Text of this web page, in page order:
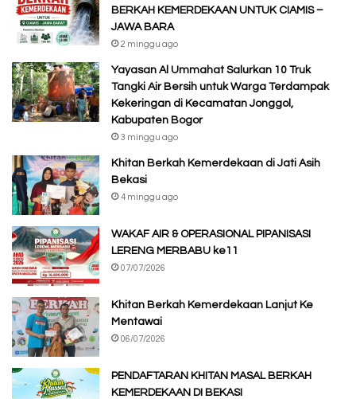
BERKAH KEMERDEKAAN UNTUK CIAMIS –
JAWA BARA
2 minggu ago
Yayasan Al Ummahat Salurkan 10 Truk
Tangki Air Bersih untuk Warga Terdampak
Kekeringan di Kecamatan Jonggol,
Kabupaten Bogor
3 minggu ago
Khitan Berkah Kemerdekaan di Jati Asih
Bekasi
4 minggu ago
WAKAF AIR & OPERASIONAL PIPANISASI
LERENG MERBABU ke11
07/07/2026
Khitan Berkah Kemerdekaan Lanjut Ke
Mentawai
06/07/2026
PENDAFTARAN KHITAN MASAL BERKAH
KEMERDEKAAN DI BEKASI